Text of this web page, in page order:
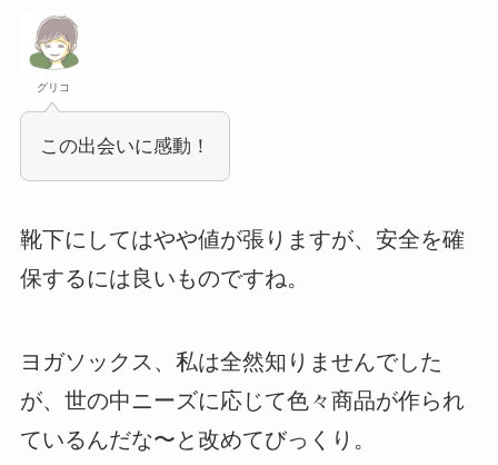
グリコ
この出会いに感動！
靴下にしてはやや値が張りますが、安全を確
保するには良いものですね。
ヨガソックス、私は全然知りませんでした
が、世の中ニーズに応じて色々商品が作られ
ているんだな〜と改めてびっくり。